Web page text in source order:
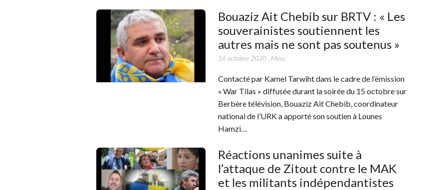
Bouaziz Ait Chebib sur BRTV : « Les
souverainistes soutiennent les
autres mais ne sont pas soutenus »
16 octobre 2020, Mess
Contacté par Kamel Tarwiht dans le cadre de l’émission
« War Tilas » diffusée durant la soirée du 15 octobre sur
Berbère télévision, Bouaziz Ait Chebib, coordinateur
national de l’URK a apporté son soutien à Lounes
Hamzi…
Réactions unanimes suite à
l’attaque de Zitout contre le MAK
et les militants indépendantistes